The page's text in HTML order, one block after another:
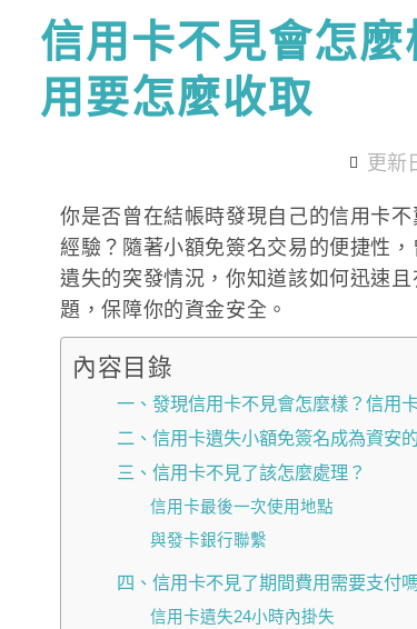
信用卡不見會怎
用要怎麼收取
更新
你是否曾在結帳時發現自己的信用卡
經驗？隨著小額免簽名交易的便捷性
遺失的突發情況，你知道該如何迅速
題，保障你的資金安全。
內容目錄
一、發現信用卡不見會怎麼樣？信用
二、信用卡遺失小額免簽名成為資安
三、信用卡不見了該怎麼處理？
信用卡最後一次使用地點
與發卡銀行聯繫
四、信用卡不見了期間費用需要支付
信用卡遺失24小時內掛失